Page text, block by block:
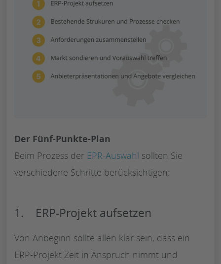
Der Fünf-Punkte-Plan
Beim Prozess der EPR-Auswahl sollten Sie
verschiedene Schritte berücksichtigen:
1. ERP-Projekt aufsetzen
Von Anbeginn sollte allen klar sein, dass ein
ERP-Projekt Zeit in Anspruch nimmt und